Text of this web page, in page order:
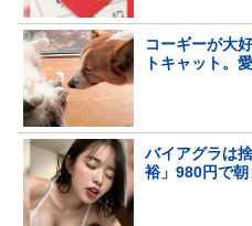
コーギーが大
トキャット。
バイアグラは
裕」980円で朝